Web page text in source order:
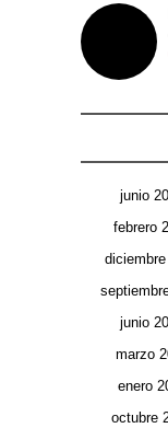
junio
febrero
junio
marzo
enero
octubre